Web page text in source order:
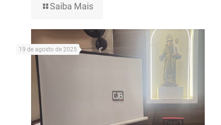
Saiba Mais
19 de agosto de 2025